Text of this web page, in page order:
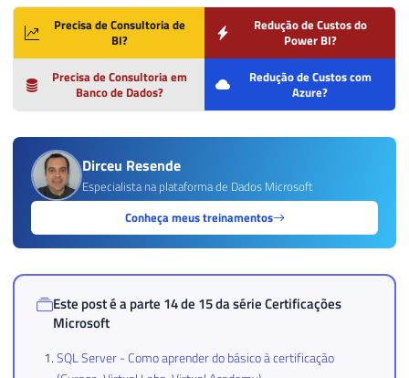
Precisa de Consultoria de
BI?
Redução de Custos do
Power BI?
Precisa de Consultoria em
Banco de Dados?
Redução de Custos com
Azure?
Dirceu Resende
Especialista na plataforma de Dados Microsoft
Conheça meus treinamentos
Este post é a parte 14 de 15 da sérieCertificações
Microsoft
SQL Server - Como aprender do básico à certificação